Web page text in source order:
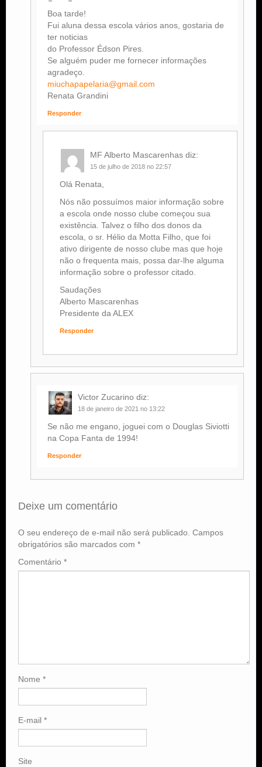
Boa tarde!
Fui aluna dessa escola vários anos, gostaria de
ter noticias
do Professor Édson Pires.
Se alguém puder me fornecer informações
agradeço.
miuchapapelaria@gmail.com
Renata Grandini
Responder
MF Alberto Mascarenhas diz:
15 de julho de 2018 no 22:57
Olá Renata,
Nós não possuímos maior informação sobre
a escola onde nosso clube começou sua
existência. Talvez o filho dos donos da
escola, o sr. Hélio da Motta Filho, que foi
ativo dirigente de nosso clube mas que hoje
não o frequenta mais, possa dar-lhe alguma
informação sobre o professor citado.
Saudações
Alberto Mascarenhas
Presidente da ALEX
Responder
Victor Zucarino diz:
18 de janeiro de 2021 no 13:22
Se não me engano, joguei com o Douglas Siviotti
na Copa Fanta de 1994!
Responder
Deixe um comentário
O seu endereço de e-mail não será publicado. Campos
obrigatórios são marcados com *
Comentário *
Nome *
E-mail *
Site